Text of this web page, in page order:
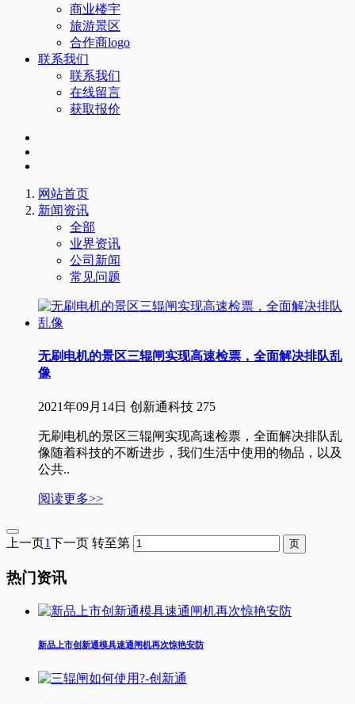
商业楼宇
旅游景区
合作商logo
联系我们
联系我们
在线留言
获取报价
网站首页
新闻资讯
全部
业界资讯
公司新闻
常见问题
无刷电机的景区三辊闸实现高速检票，全面解决排队乱
像
2021年09月14日 创新通科技 275
无刷电机的景区三辊闸实现高速检票，全面解决排队乱
像随着科技的不断进步，我们生活中使用的物品，以及
公共..
阅读更多>>
上一页1下一页 转至第
热门资讯
新品上市创新通模具速通闸机再次惊艳安防